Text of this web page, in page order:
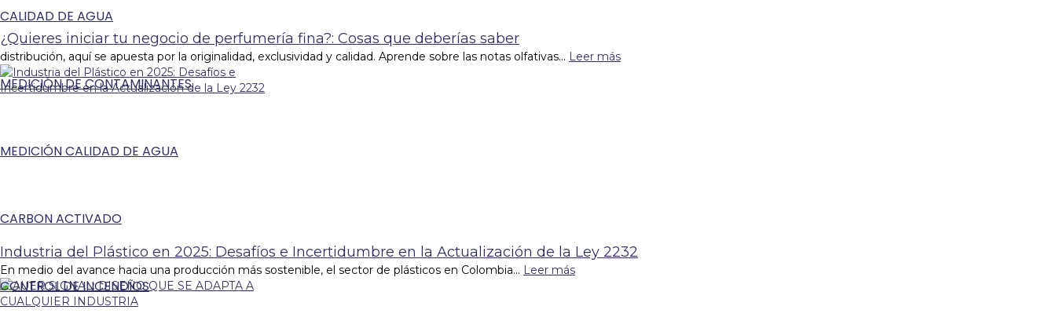
CALIDAD DE AGUA
MEDICIÓN DE CONTAMINANTES
MEDICIÓN CALIDAD DE AGUA
CARBON ACTIVADO
CONTROL DE INCENDIOS
¿Quieres iniciar tu negocio de perfumería fina?: Cosas que deberías saber
distribución, aquí se apuesta por la originalidad, exclusividad y calidad. Aprende sobre las notas olfativas... Leer más
Industria del Plástico en 2025: Desafíos e Incertidumbre en la Actualización de la Ley 2232
En medio del avance hacia una producción más sostenible, el sector de plásticos en Colombia... Leer más